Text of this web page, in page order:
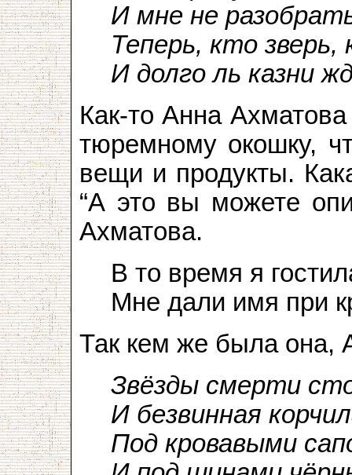
И мне не
Теперь, кто зверь,
И долго ль казни
Как-то Анна
тюремному окошку,
вещи и продукты.
“А это вы можете
Ахматова.
В то время я
Мне дали имя при
Так кем же была она,
Звёзды смерти
И безвинная
Под кровавыми